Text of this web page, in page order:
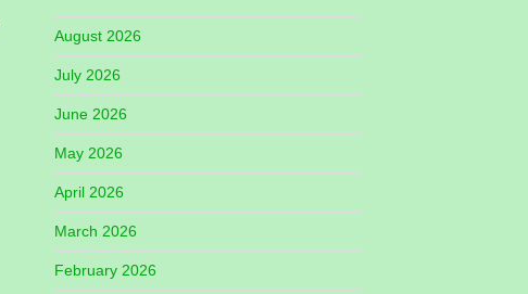
August 2026
July 2026
June 2026
May 2026
April 2026
March 2026
February 2026